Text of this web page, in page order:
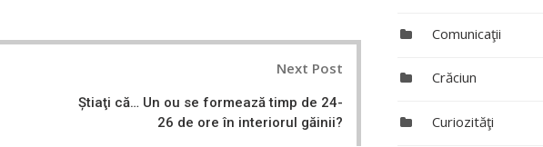
Next Post
Știaţi că… Un ou se formează timp de 24-
26 de ore în interiorul găinii?
Comunicaţii
Crăciun
Curiozităţi